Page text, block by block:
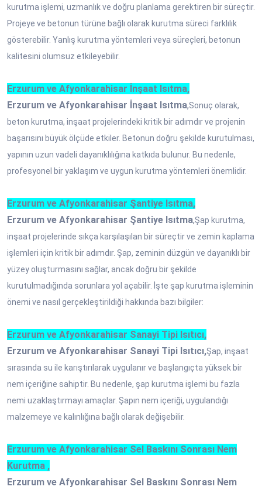
kurutma işlemi, uzmanlık ve doğru planlama gerektiren bir süreçtir.
Projeye ve betonun türüne bağlı olarak kurutma süreci farklılık
gösterebilir. Yanlış kurutma yöntemleri veya süreçleri, betonun
kalitesini olumsuz etkileyebilir.
Erzurum ve Afyonkarahisar İnşaat Isıtma,
Erzurum ve Afyonkarahisar İnşaat Isıtma,Sonuç olarak,
beton kurutma, inşaat projelerindeki kritik bir adımdır ve projenin
başarısını büyük ölçüde etkiler. Betonun doğru şekilde kurutulması,
yapının uzun vadeli dayanıklılığına katkıda bulunur. Bu nedenle,
profesyonel bir yaklaşım ve uygun kurutma yöntemleri önemlidir.
Erzurum ve Afyonkarahisar Şantiye Isıtma,
Erzurum ve Afyonkarahisar Şantiye Isıtma,Şap kurutma,
inşaat projelerinde sıkça karşılaşılan bir süreçtir ve zemin kaplama
işlemleri için kritik bir adımdır. Şap, zeminin düzgün ve dayanıklı bir
yüzey oluşturmasını sağlar, ancak doğru bir şekilde
kurutulmadığında sorunlara yol açabilir. İşte şap kurutma işleminin
önemi ve nasıl gerçekleştirildiği hakkında bazı bilgiler:
Erzurum ve Afyonkarahisar Sanayi Tipi Isıtıcı,
Erzurum ve Afyonkarahisar Sanayi Tipi Isıtıcı,Şap, inşaat
sırasında su ile karıştırılarak uygulanır ve başlangıçta yüksek bir
nem içeriğine sahiptir. Bu nedenle, şap kurutma işlemi bu fazla
nemi uzaklaştırmayı amaçlar. Şapın nem içeriği, uygulandığı
malzemeye ve kalınlığına bağlı olarak değişebilir.
Erzurum ve Afyonkarahisar Sel Baskını Sonrası Nem
Kurutma ,
Erzurum ve Afyonkarahisar Sel Baskını Sonrası Nem